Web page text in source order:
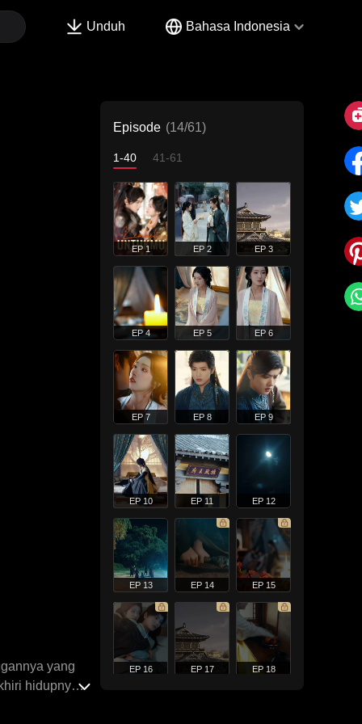
Unduh Bahasa Indonesia
yang
hidupnya
Episode (14/61)
1-40 41-61
EP 1 EP 2 EP 3
EP 4 EP 5 EP 6
EP 7 EP 8 EP 9
EP 10 EP 11 EP 12
EP 13 EP 14 EP 15
EP 16 EP 17 EP 18